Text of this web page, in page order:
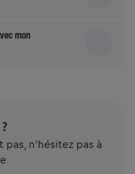
mon
pas, n'hésitez pas à